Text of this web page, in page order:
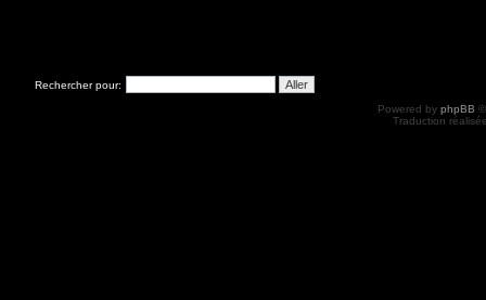
Rechercher pour:
Powered by phpBB
Traduction